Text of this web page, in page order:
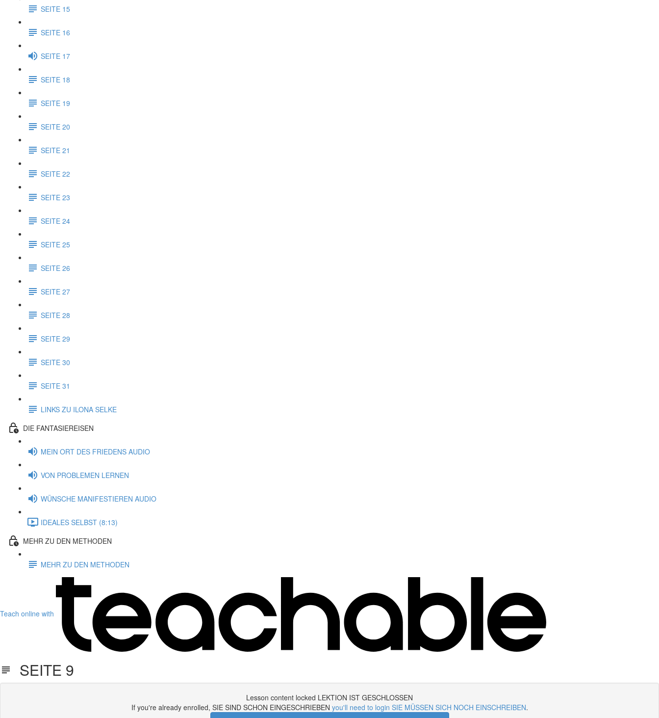
SEITE 15
SEITE 16
SEITE 17
SEITE 18
SEITE 19
SEITE 20
SEITE 21
SEITE 22
SEITE 23
SEITE 24
SEITE 25
SEITE 26
SEITE 27
SEITE 28
SEITE 29
SEITE 30
SEITE 31
LINKS ZU ILONA SELKE
DIE FANTASIEREISEN
MEIN ORT DES FRIEDENS AUDIO
VON PROBLEMEN LERNEN
WÜNSCHE MANIFESTIEREN AUDIO
IDEALES SELBST (8:13)
MEHR ZU DEN METHODEN
MEHR ZU DEN METHODEN
Teach online with
SEITE 9
Lesson content locked LEKTION IST GESCHLOSSEN
If you're already enrolled, SIE SIND SCHON EINGESCHRIEBEN you'll need to login SIE MÜSSEN SICH NOCH EINSCHREIBEN.